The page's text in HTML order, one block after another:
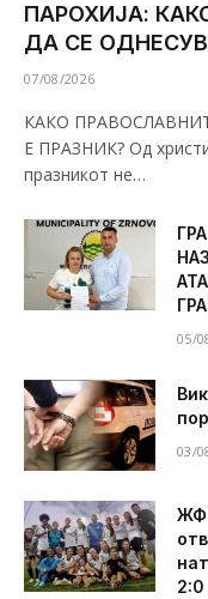
ПАРОХИЈА:
ДА СЕ
07/08/2026
КАКО
Е ПРАЗНИК? Од
празникот не…
05/
03/
2:0